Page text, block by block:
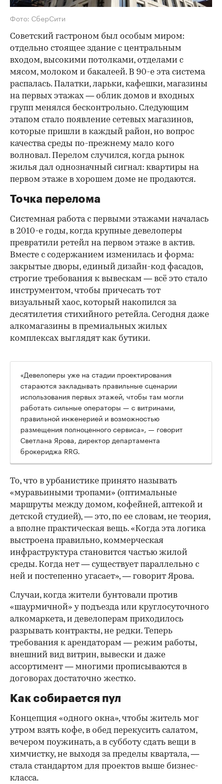
Фото: СберСити
Советский гастроном был особым миром:
отдельно стоящее здание с центральным
входом, высокими потолками, отделами с
мясом, молоком и бакалеей. В 90-е эта система
распалась. Палатки, ларьки, кафешки, магазины
на первых этажах — облик домов и входных
групп менялся бесконтрольно. Следующим
этапом стало появление сетевых магазинов,
которые пришли в каждый район, но вопрос
качества среды по-прежнему мало кого
волновал. Перелом случился, когда рынок
жилья дал однозначный сигнал: квартиры на
первом этаже в хорошем доме не продаются.
Точка перелома
Системная работа с первыми этажами началась
в 2010-е годы, когда крупные девелоперы
превратили ретейл на первом этаже в актив.
Вместе с содержанием изменилась и форма:
закрытые дворы, единый дизайн-код фасадов,
строгие требования к вывескам — всё это стало
инструментом, чтобы причесать тот
визуальный хаос, который накопился за
десятилетия стихийного ретейла. Сегодня даже
алкомагазины в премиальных жилых
комплексах выглядят как бутики.
00:00
«Девелоперы уже на стадии проектирования
стараются закладывать правильные сценарии
использования первых этажей, чтобы там могли
работать сильные операторы — с витринами,
правильной инженерией и возможностью
размещения полноценного сервиса», — говорит
Светлана Ярова, директор департамента
брокериджа RRG.
То, что в урбанистике принято называть
«муравьиными тропами» (оптимальные
маршруты между домом, кофейней, аптекой и
детской студией), — это, по ее словам, не теория,
а вполне практическая вещь. «Когда эта логика
выстроена правильно, коммерческая
инфраструктура становится частью жилой
среды. Когда нет — существует параллельно с
ней и постепенно угасает», — говорит Ярова.
Случаи, когда жители бунтовали против
«шаурмичной» у подъезда или круглосуточного
алкомаркета, и девелоперам приходилось
разрывать контракты, не редки. Теперь
требования к арендаторам — режим работы,
внешний вид витрин, вывески и даже
ассортимент — многими прописываются в
договорах достаточно жестко.
Как собирается пул
Концепция «одного окна», чтобы житель мог
утром взять кофе, в обед перекусить салатом,
вечером поужинать, а в субботу сдать вещи в
химчистку, не выходя за пределы квартала, —
стала стандартом для проектов выше бизнес-
класса.